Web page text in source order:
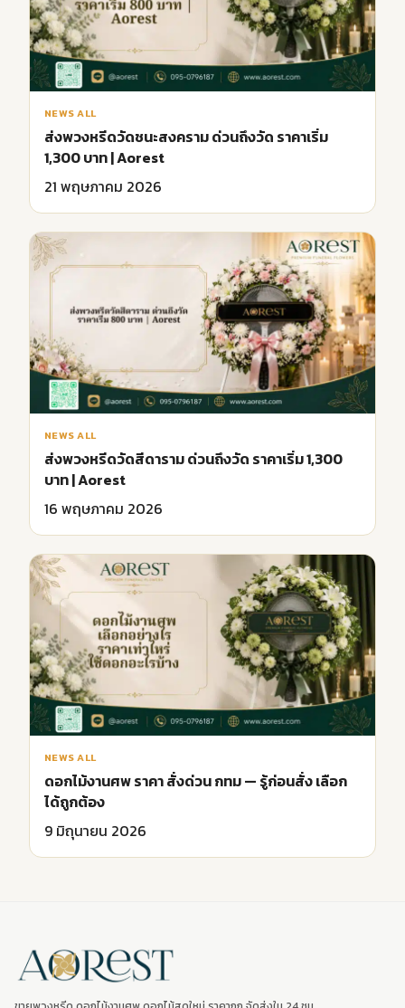
NEWS ALL
ส่งพวงหรีดวัดชนะสงคราม ด่วนถึงวัด ราคาเริ่ม
1,300 บาท | Aorest
21 พฤษภาคม 2026
NEWS ALL
ส่งพวงหรีดวัดสีดาราม ด่วนถึงวัด ราคาเริ่ม 1,300
บาท | Aorest
16 พฤษภาคม 2026
NEWS ALL
ดอกไม้งานศพ ราคา สั่งด่วน กทม — รู้ก่อนสั่ง เลือก
ได้ถูกต้อง
9 มิถุนายน 2026